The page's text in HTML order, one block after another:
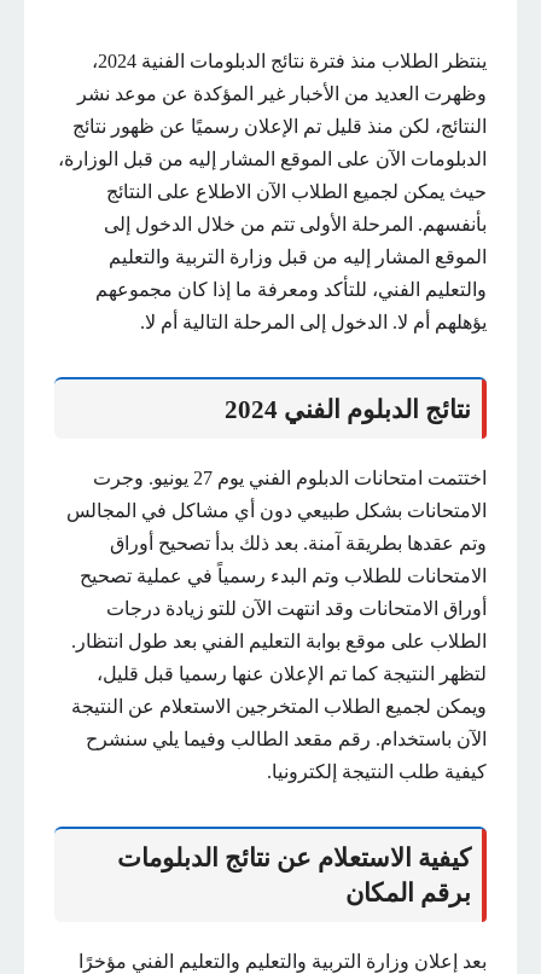
ينتظر الطلاب منذ فترة نتائج الدبلومات الفنية 2024،
وظهرت العديد من الأخبار غير المؤكدة عن موعد نشر
النتائج، لكن منذ قليل تم الإعلان رسميًا عن ظهور نتائج
الدبلومات الآن على الموقع المشار إليه من قبل الوزارة،
حيث يمكن لجميع الطلاب الآن الاطلاع على النتائج
بأنفسهم. المرحلة الأولى تتم من خلال الدخول إلى
الموقع المشار إليه من قبل وزارة التربية والتعليم
والتعليم الفني، للتأكد ومعرفة ما إذا كان مجموعهم
يؤهلهم أم لا. الدخول إلى المرحلة التالية أم لا.
نتائج الدبلوم الفني 2024
اختتمت امتحانات الدبلوم الفني يوم 27 يونيو. وجرت
الامتحانات بشكل طبيعي دون أي مشاكل في المجالس
وتم عقدها بطريقة آمنة. بعد ذلك بدأ تصحيح أوراق
الامتحانات للطلاب وتم البدء رسمياً في عملية تصحيح
أوراق الامتحانات وقد انتهت الآن للتو زيادة درجات
الطلاب على موقع بوابة التعليم الفني بعد طول انتظار.
لتظهر النتيجة كما تم الإعلان عنها رسميا قبل قليل،
ويمكن لجميع الطلاب المتخرجين الاستعلام عن النتيجة
الآن باستخدام. رقم مقعد الطالب وفيما يلي سنشرح
كيفية طلب النتيجة إلكترونيا.
كيفية الاستعلام عن نتائج الدبلومات
برقم المكان
بعد إعلان وزارة التربية والتعليم والتعليم الفني مؤخرًا